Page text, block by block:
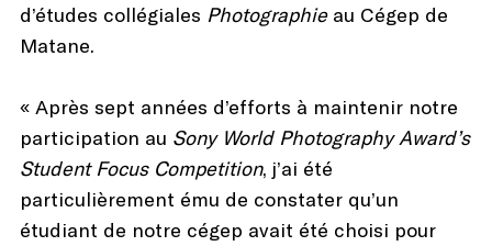
d’études collégiales Photographieau Cégep de
Matane.
« Après sept années d’efforts à maintenir notre
participation au Sony World Photography Award’s
Student Focus Competition, j’ai été
particulièrement ému de constater qu’un
étudiant de notre cégep avait été choisi pour